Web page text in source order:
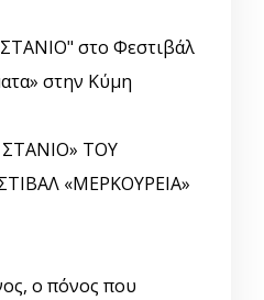
στο Φεστιβάλ
στην Κύμη
ΤΟΥ
«ΜΕΡΚΟΥΡΕΙΑ»
ο πόνος που